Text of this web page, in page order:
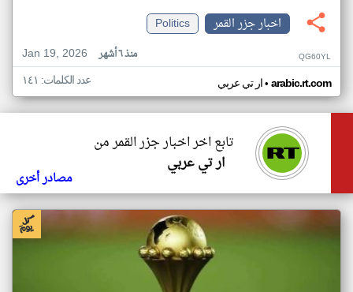
اخبار جزر القمر
Politics
Jan 19, 2026
منذ ٦ أشهر QG60YL
ار تي عربي• arabic.rt.com عدد الكلمات: ١٤١
تابع اخر اخبار جزر القمر من
ار تي عربي
مصادر أخرى